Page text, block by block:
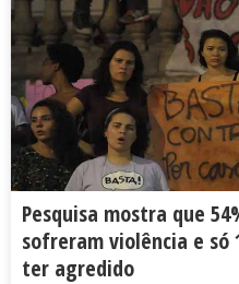
Pesquisa mostra que
sofreram violência e só
ter agredido